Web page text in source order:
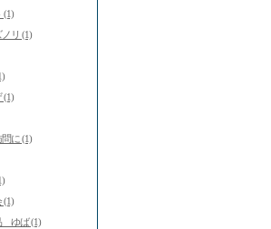
(1)
リ (1)
(1)
に (1)
(1)
ゆば (1)